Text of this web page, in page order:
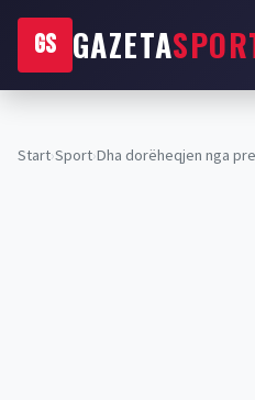
GS GAZETA
Start›Sport›Dha dorëheqjen nga